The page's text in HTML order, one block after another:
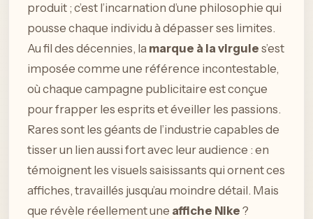
produit ; c’est l’incarnation d’une philosophie qui
pousse chaque individu à dépasser ses limites.
Au fil des décennies, la marque à la virgule s’est
imposée comme une référence incontestable,
où chaque campagne publicitaire est conçue
pour frapper les esprits et éveiller les passions.
Rares sont les géants de l’industrie capables de
tisser un lien aussi fort avec leur audience : en
témoignent les visuels saisissants qui ornent ces
affiches, travaillés jusqu’au moindre détail. Mais
que révèle réellement une affiche Nike ?